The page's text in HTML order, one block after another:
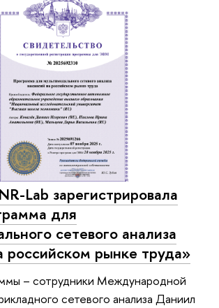
Lab зарегистрировала
для
сетевого анализа
российском рынке труда»
– сотрудники Международной
сетевого анализа Даниил